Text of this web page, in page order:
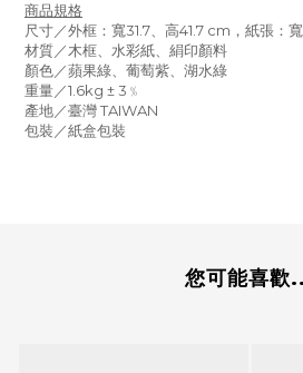
商品規格
尺寸／外框：寬31.7、高41.7 cm，紙張：
材質／木框、水彩紙、絹印顏料
顏色／蘋果綠、葡萄紫、湖水綠
重量／1.6kg ± 3﹪
產地／臺灣 TAIWAN
包裝／紙盒包裝
您可能喜歡